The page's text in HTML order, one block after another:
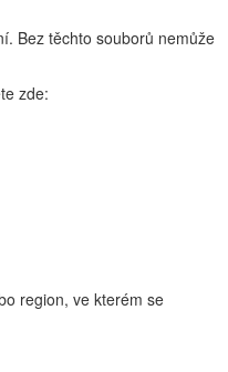
Bez těchto souborů nemůže
zde:
region, ve kterém se